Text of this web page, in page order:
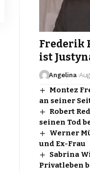
Frederik
ist
Angelina
Montez
an seiner
Robert
seinen Tod
Werner
und Ex-Frau
Sabrina
Privatleben